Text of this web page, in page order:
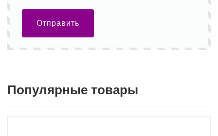
Отправить
Популярные товары